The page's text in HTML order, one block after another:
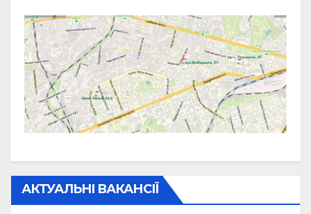
АКТУАЛЬНІ ВАКАНСІЇ